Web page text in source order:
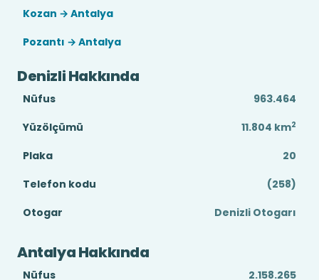
Kozan → Antalya
Pozantı → Antalya
Denizli Hakkında
Nüfus
963.464
Yüzölçümü
11.804 km2
Plaka
20
Telefon kodu
(258)
Otogar
Denizli Otogarı
Antalya Hakkında
Nüfus
2.158.265